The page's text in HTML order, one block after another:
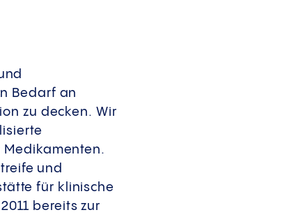
Bedarf an
zu decken. Wir
und
für klinische
bereits zur